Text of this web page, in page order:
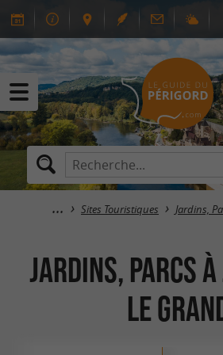
Sites Touristiques Jardins,
Jardins, Parcs
le